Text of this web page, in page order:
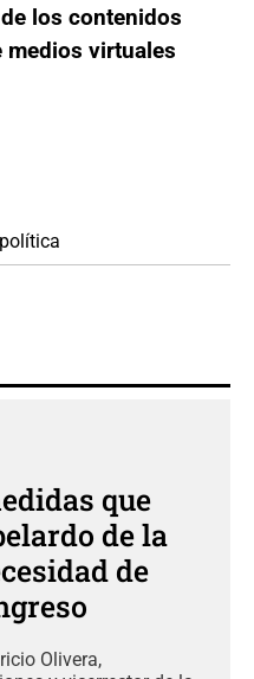
los contenidos
medios virtuales
que
de la
de
Olivera,